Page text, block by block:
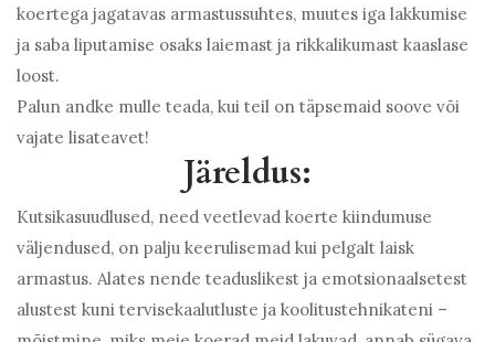
koertega jagatavas armastussuhtes, muutes iga lakkumise
ja saba liputamise osaks laiemast ja rikkalikumast kaaslase
loost.
Palun andke mulle teada, kui teil on täpsemaid soove või
vajate lisateavet!
Järeldus:
Kutsikasuudlused, need veetlevad koerte kiindumuse
väljendused, on palju keerulisemad kui pelgalt laisk
armastus. Alates nende teaduslikest ja emotsionaalsetest
alustest kuni tervisekaalutluste ja koolitustehnikateni –